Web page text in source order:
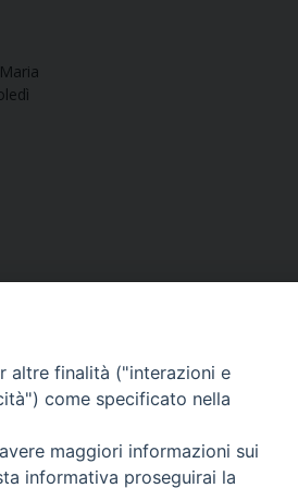
SEGUICI SU
Facebook
Instagram
X YouTube
altre finalità ("interazioni e
come specificato nella
maggiori informazioni sui
informativa proseguirai la